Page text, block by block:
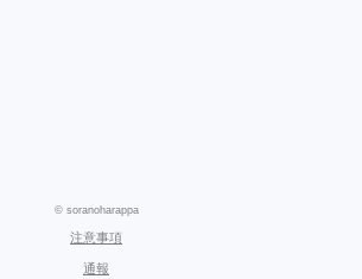
© soranoharappa
注意事項
通報